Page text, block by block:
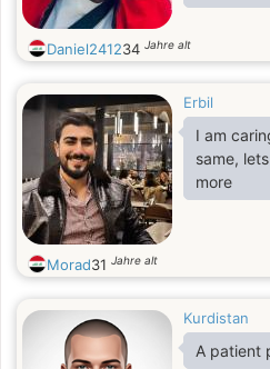
Daniel241234 Jahre alt
Erbil
I am
same,
more
Morad31 Jahre alt
Kurdistan
A patient